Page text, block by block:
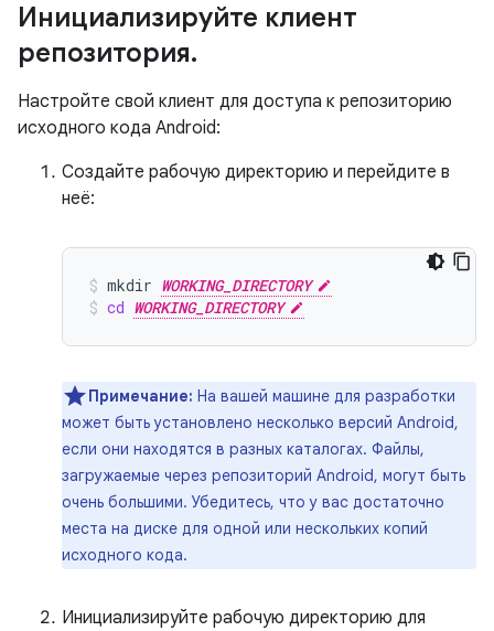
Инициализируйте клиент
репозитория.
Настройте свой клиент для доступа к репозиторию
исходного кода Android:
Создайте рабочую директорию и перейдите в
неё:
mkdir WORKING_DIRECTORY
cd WORKING_DIRECTORY
Примечание: На вашей машине для разработки
может быть установлено несколько версий Android,
если они находятся в разных каталогах. Файлы,
загружаемые через репозиторий Android, могут быть
очень большими. Убедитесь, что у вас достаточно
места на диске для одной или нескольких копий
исходного кода.
Инициализируйте рабочую директорию для